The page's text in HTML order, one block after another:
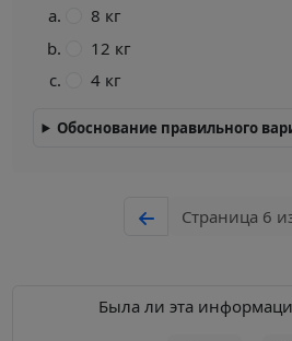
8 кг
12 кг
4 кг
Обоснование правильного
Страница 6
Была ли эта